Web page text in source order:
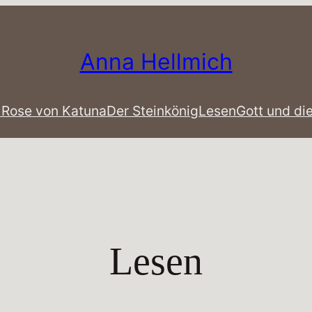
Anna Hellmich
von KatunaDer SteinkönigLesenGott und
Lesen